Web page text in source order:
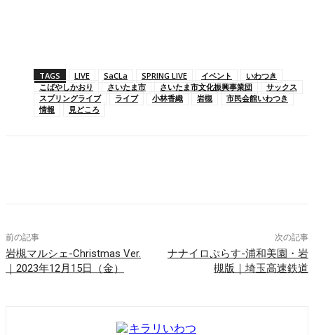
TAGS LIVE SaCLa SPRING LIVE イベント
いわつき
こばやしかおり
さいたま市 さいたま市文化振興事業団
サックス
スプリングライブ
ライブ 小林香織 岩槻
市民会館いわつき
情報
見どころ
前の記事
岩槻マルシェ-Christmas Ver.
｜2023年12月15日（金）
次の記事
ナナイロぷらす-浦和美園・岩
槻版｜埼玉高速鉄道